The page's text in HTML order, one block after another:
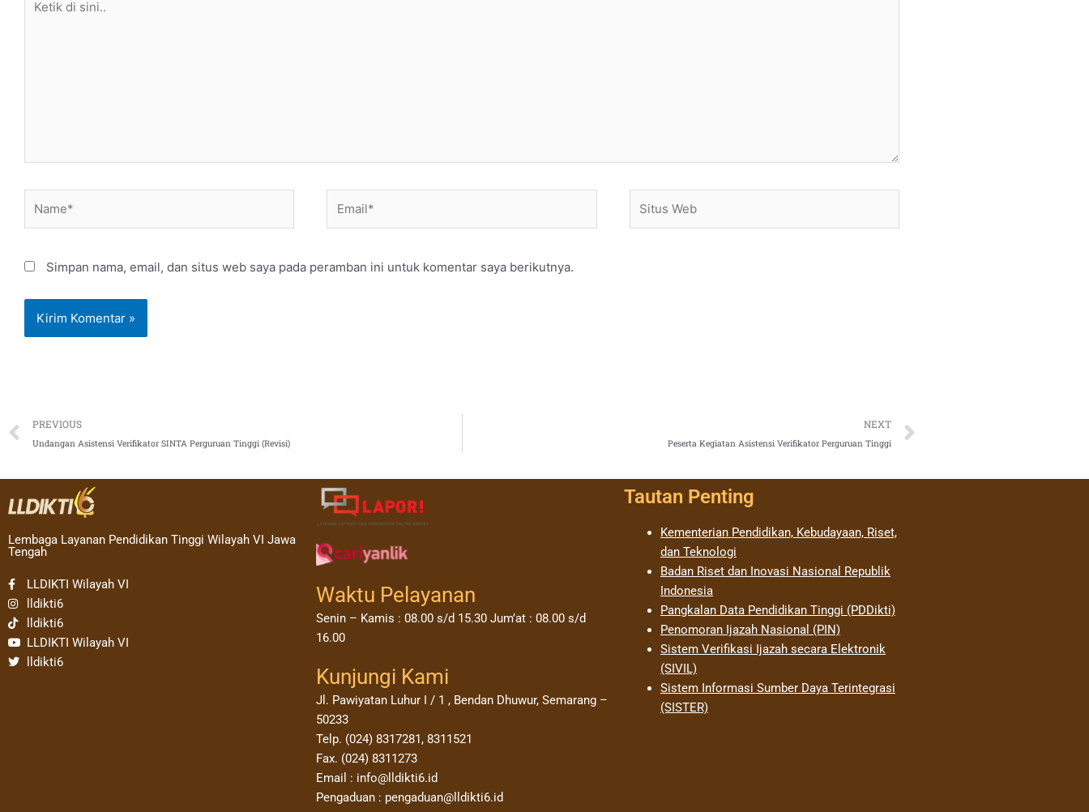
Web
Simpan nama, email, dan situs web saya pada peramban ini untuk komentar saya berikutnya.
Prev
PREVIOUS
Undangan Asistensi Verifikator SINTA Perguruan Tinggi (Revisi)
NEXT
Peserta Kegiatan Asistensi Verifikator Perguruan Tinggi
Lembaga Layanan Pendidikan Tinggi Wilayah VI Jawa
Tengah
LLDIKTI Wilayah VI
lldikti6
lldikti6
LLDIKTI Wilayah VI
lldikti6
Waktu Pelayanan
Senin – Kamis : 08.00 s/d 15.30 Jum’at : 08.00 s/d
16.00
Kunjungi Kami
Jl. Pawiyatan Luhur I / 1 , Bendan Dhuwur, Semarang –
50233
Telp. (024) 8317281, 8311521
Fax. (024) 8311273
Email : info@lldikti6.id
Pengaduan : pengaduan@lldikti6.id
Tautan Penting
Kementerian Pendidikan, Kebudayaan, Riset,
dan Teknologi
Badan Riset dan Inovasi Nasional Republik
Indonesia
Pangkalan Data Pendidikan Tinggi (PDDikti)
Penomoran Ijazah Nasional (PIN)
Sistem Verifikasi Ijazah secara Elektronik
(SIVIL)
Sistem Informasi Sumber Daya Terintegrasi
(SISTER)